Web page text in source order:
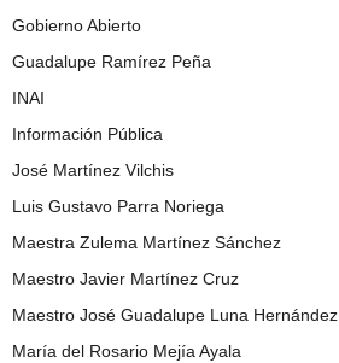
Gobierno Abierto
Guadalupe Ramírez Peña
INAI
Información Pública
José Martínez Vilchis
Luis Gustavo Parra Noriega
Maestra Zulema Martínez Sánchez
Maestro Javier Martínez Cruz
Maestro José Guadalupe Luna Hernández
María del Rosario Mejía Ayala